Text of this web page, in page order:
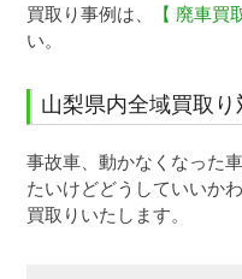
買取り事例は、 【 廃車買
い。
山梨県内全域買取
事故車、動かなくなった
たいけどどうしていいか
買取りいたします。